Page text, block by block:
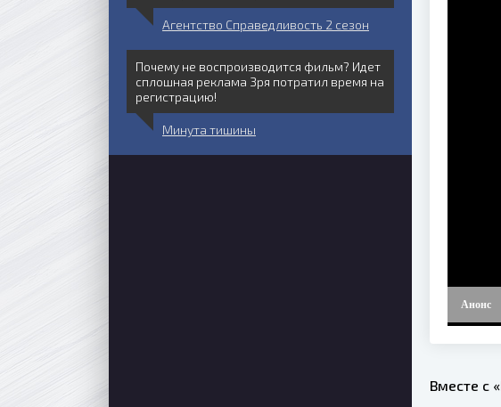
Анонс
Вместе с
Агентство Справедливость 2 сезон
Почему не воспроизводится фильм? Идет
сплошная реклама Зря потратил время на
регистрацию!
Минута тишины